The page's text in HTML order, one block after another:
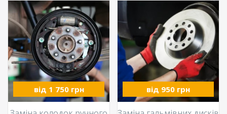
від 1 750 грн від 950 грн